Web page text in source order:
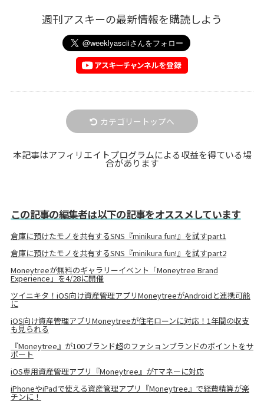
週刊アスキーの最新情報を購読しよう
カテゴリートップへ
本記事はアフィリエイトプログラムによる収益を得ている場
合があります
この記事の編集者は以下の記事をオススメしています
倉庫に預けたモノを共有するSNS『minikura fun!』を試すpart1
倉庫に預けたモノを共有するSNS『minikura fun!』を試すpart2
Moneytreeが無料のギャラリーイベント「Moneytree Brand
Experience」を4/28に開催
ツイニキタ！iOS向け資産管理アプリMoneytreeがAndroidと連携可能
に
iOS向け資産管理アプリMoneytreeが住宅ローンに対応！1年間の収支
も見られる
『Moneytree』が100ブランド超のファションブランドのポイントをサ
ポート
iOS専用資産管理アプリ『Moneytree』がTマネーに対応
iPhoneやiPadで使える資産管理アプリ『Moneytree』で経費精算が楽
チンに！